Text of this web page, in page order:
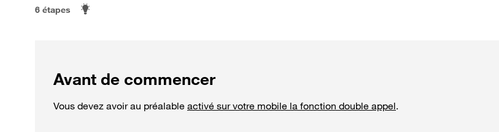
6 étapes
Avant de commencer
Vous devez avoir au préalable activé sur votre mobile la fonction double appel.